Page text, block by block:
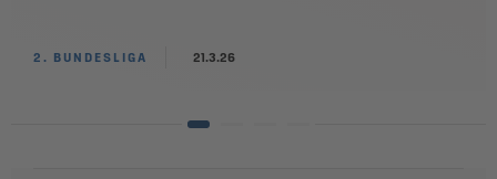
2. BUNDESLIGA 21.3.26